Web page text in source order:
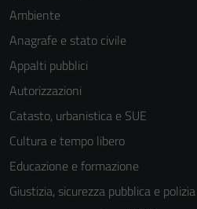
Ambiente
Anagrafe e stato civile
Appalti pubblici
Autorizzazioni
Catasto, urbanistica e SUE
Cultura e tempo libero
Educazione e formazione
Giustizia, sicurezza pubblica e